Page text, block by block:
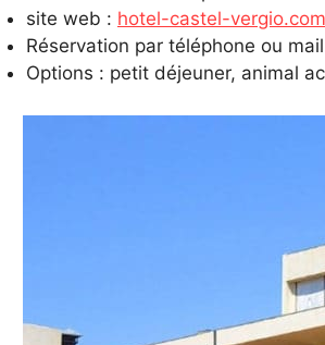
site web : hotel-castel-vergio.com
Réservation par téléphone ou mail
Options : petit déjeuner, animal